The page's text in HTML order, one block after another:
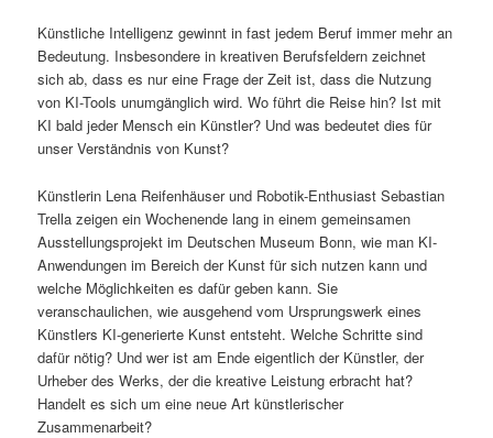
Künstliche Intelligenz gewinnt in fast jedem Beruf immer mehr an
Bedeutung. Insbesondere in kreativen Berufsfeldern zeichnet
sich ab, dass es nur eine Frage der Zeit ist, dass die Nutzung
von KI-Tools unumgänglich wird. Wo führt die Reise hin? Ist mit
KI bald jeder Mensch ein Künstler? Und was bedeutet dies für
unser Verständnis von Kunst?
Künstlerin Lena Reifenhäuser und Robotik-Enthusiast Sebastian
Trella zeigen ein Wochenende lang in einem gemeinsamen
Ausstellungsprojekt im Deutschen Museum Bonn, wie man KI-
Anwendungen im Bereich der Kunst für sich nutzen kann und
welche Möglichkeiten es dafür geben kann. Sie
veranschaulichen, wie ausgehend vom Ursprungswerk eines
Künstlers KI-generierte Kunst entsteht. Welche Schritte sind
dafür nötig? Und wer ist am Ende eigentlich der Künstler, der
Urheber des Werks, der die kreative Leistung erbracht hat?
Handelt es sich um eine neue Art künstlerischer
Zusammenarbeit?